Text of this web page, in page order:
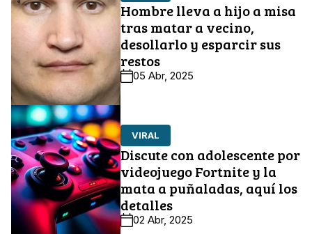
Hombre lleva a hijo a misa
tras matar a vecino,
desollarlo y esparcir sus
restos
05 Abr, 2025
VIRAL
Discute con adolescente por
videojuego Fortnite y la
mata a puñaladas, aquí los
detalles
02 Abr, 2025